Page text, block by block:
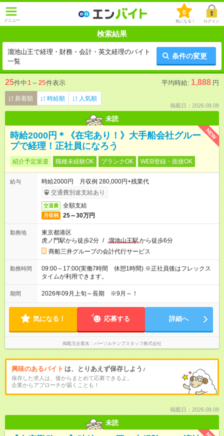
メニュー
0
気になる！ ログイン
検索結果
溜池山王で経理・財務・会計・英文経理のバイト
一覧
条件の変更
25件中1 ～ 25件表示 平均時給: 1,888 円
新着順 時給順 人気順
掲載日：2026.08.08
未読
NEW
時給2000円＊《在宅あり！》大手船会社グルー
プで経理！正社員になろう
紹介予定派遣 職種未経験OK ブランクOK WEB登録・面接OK
給与
時給2000円 月収例 280,000円+残業代
交通費別途支給あり
交通費 全額支給
月収例 25～30万円
勤務地
東京都港区
虎ノ門駅から徒歩2分 / 溜池山王駅から徒歩6分
商船三井グループの会計代行サービス
勤務時間
09:00～17:00(実働7時間 休憩1時間) ※正社員後はフレックス
タイムが利用できます。
期間 2026年09月上旬～長期 ※9月～！
気になる！ 応募する 詳細へ
掲載元企業名 パーソルテンプスタッフ株式会社
興味のあるバイト は、とりあえず保存しよう♪
保存した求人は、後からまとめて応募できるよ。
企業からアプローチが届くことも！
掲載日：2026.08.08
未読